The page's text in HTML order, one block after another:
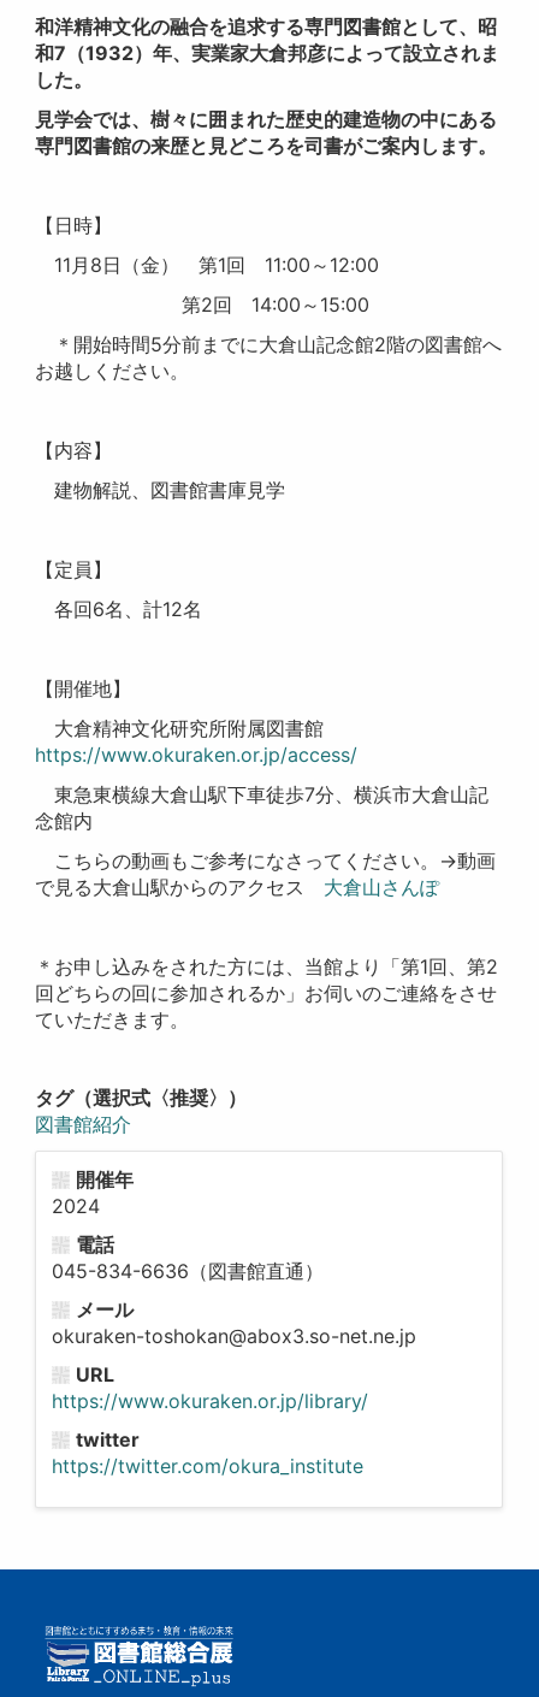
和洋精神文化の融合を追求する専門図書館として、昭
和7（1932）年、実業家大倉邦彦によって設立されま
した。
見学会では、樹々に囲まれた歴史的建造物の中にある
専門図書館の来歴と見どころを司書がご案内します。
【日時】
11月8日（金） 第1回 11:00～12:00
第2回 14:00～15:00
＊開始時間5分前までに大倉山記念館2階の図書館へ
お越しください。
【内容】
建物解説、図書館書庫見学
【定員】
各回6名、計12名
【開催地】
大倉精神文化研究所附属図書館
https://www.okuraken.or.jp/access/
東急東横線大倉山駅下車徒歩7分、横浜市大倉山記
念館内
こちらの動画もご参考になさってください。→動画
で見る大倉山駅からのアクセス 大倉山さんぽ
＊お申し込みをされた方には、当館より「第1回、第2
回どちらの回に参加されるか」お伺いのご連絡をさせ
ていただきます。
タグ（選択式〈推奨〉）
図書館紹介
開催年
2024
電話
045-834-6636（図書館直通）
メール
okuraken-toshokan@abox3.so-net.ne.jp
URL
https://www.okuraken.or.jp/library/
twitter
https://twitter.com/okura_institute